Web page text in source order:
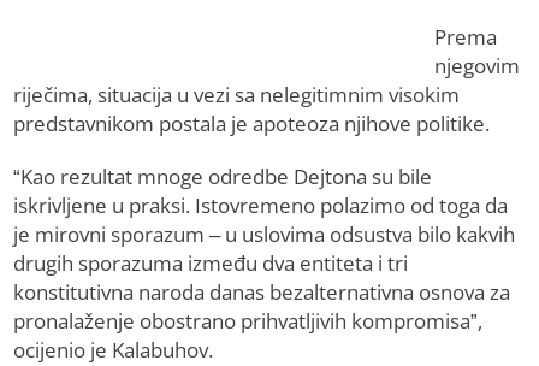
Prema
njegovim
riječima, situacija u vezi sa nelegitimnim visokim
predstavnikom postala je apoteoza njihove politike.
“Kao rezultat mnoge odredbe Dejtona su bile
iskrivljene u praksi. Istovremeno polazimo od toga da
je mirovni sporazum – u uslovima odsustva bilo kakvih
drugih sporazuma između dva entiteta i tri
konstitutivna naroda danas bezalternativna osnova za
pronalaženje obostrano prihvatljivih kompromisa”,
ocijenio je Kalabuhov.